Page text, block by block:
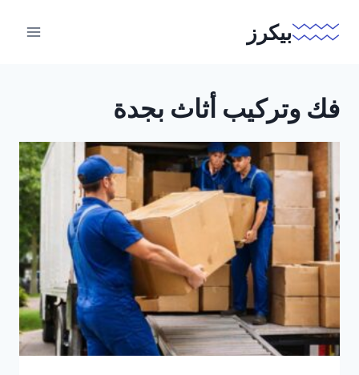
بيكرز
فك وتركيب أثاث بجدة